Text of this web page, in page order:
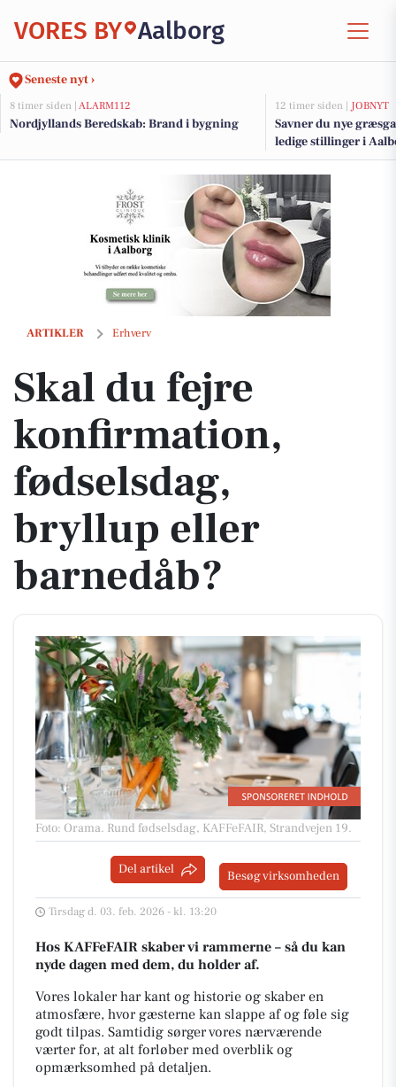
VORES BY Aalborg
Seneste nyt ›
8 timer siden | ALARM112
Nordjyllands Beredskab: Brand i bygning
12 timer siden | JOBNYT
Savner du nye
ledige stillinger i
ARTIKLER Erhverv
Skal du fejre konfirmation, fødselsdag, bryllup eller barnedåb?
Skal du fejre
konfirmation,
fødselsdag,
bryllup eller
barnedåb?
Foto: Orama. Rund fødselsdag, KAFFeFAIR, Strandvejen 19.
Del artikel Besøg virksomheden
Tirsdag d. 03. feb. 2026 - kl. 13:20
Hos KAFFeFAIR skaber vi rammerne – så du kan
nyde dagen med dem, du holder af.
Vores lokaler har kant og historie og skaber en
atmosfære, hvor gæsterne kan slappe af og føle sig
godt tilpas. Samtidig sørger vores nærværende
værter for, at alt forløber med overblik og
opmærksomhed på detaljen.